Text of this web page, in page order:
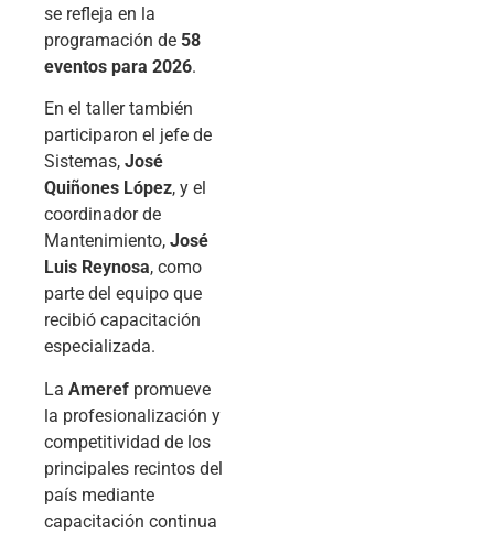
se refleja en la
programación de 58
eventos para 2026.
En el taller también
participaron el jefe de
Sistemas, José
Quiñones López, y el
coordinador de
Mantenimiento, José
Luis Reynosa, como
parte del equipo que
recibió capacitación
especializada.
La Ameref promueve
la profesionalización y
competitividad de los
principales recintos del
país mediante
capacitación continua